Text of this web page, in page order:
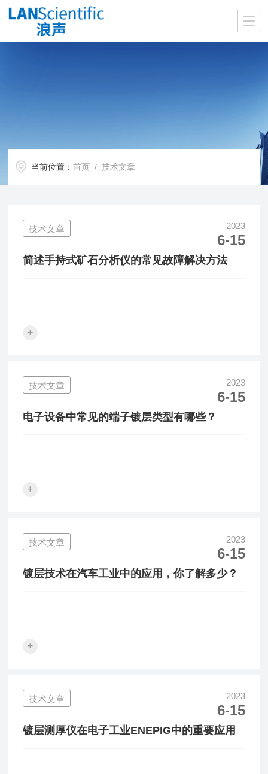
当前位置：首页 / 技术文章
技术文章 2023
6-15
简述手持式矿石分析仪的常见故障解决方法
+
技术文章 2023
6-15
电子设备中常见的端子镀层类型有哪些？
+
技术文章 2023
6-15
镀层技术在汽车工业中的应用，你了解多少？
+
技术文章 2023
6-15
镀层测厚仪在电子工业ENEPIG中的重要应用